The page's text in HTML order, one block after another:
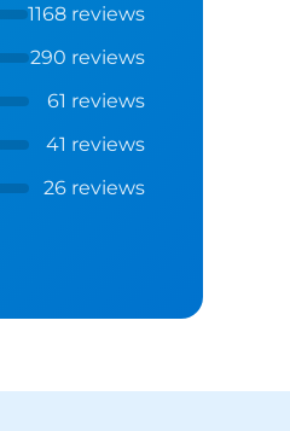
1168 reviews
290 reviews
61 reviews
41 reviews
26 reviews